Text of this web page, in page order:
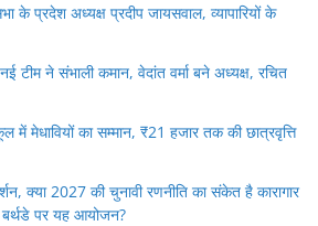
के प्रदेश अध्यक्ष प्रदीप जायसवाल, व्यापारियों के
टीम ने संभाली कमान, वेदांत वर्मा बने अध्यक्ष, रचित
मेधावियों का सम्मान, ₹21 हजार तक की छात्रवृत्ति
क्या 2027 की चुनावी रणनीति का संकेत है कारागार
बर्थडे पर यह आयोजन?